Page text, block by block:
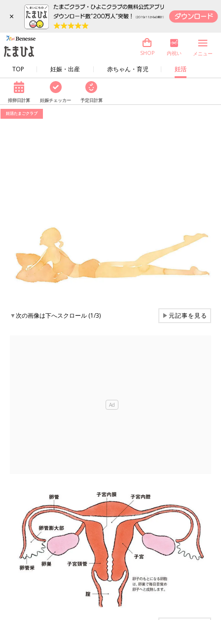
×
TOP 妊娠・出産 赤ちゃん・育児 妊活
SHOP 内祝い メニュー
排卵日計算 妊娠チェッカー 予定日計算
妊活たまごクラブ
▼次の画像は下へスクロール (1/3) ▶元記事を見る